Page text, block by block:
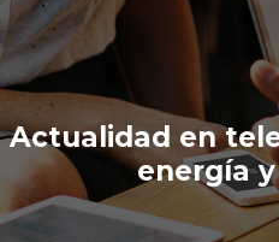
Actualidad en
energía